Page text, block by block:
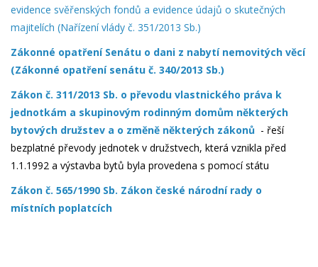
evidence svěřenských fondů a evidence údajů o skutečných
majitelích (Nařízení vlády č. 351/2013 Sb.)
Zákonné opatření Senátu o dani z nabytí nemovitých věcí
(Zákonné opatření senátu č. 340/2013 Sb.)
Zákon č. 311/2013 Sb. o převodu vlastnického práva k
jednotkám a skupinovým rodinným domům některých
bytových družstev a o změně některých zákonů - řeší
bezplatné převody jednotek v družstvech, která vznikla před
1.1.1992 a výstavba bytů byla provedena s pomocí státu
Zákon č. 565/1990 Sb. Zákon české národní rady o
místních poplatcích